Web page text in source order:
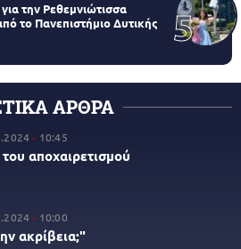
την Ρεθεμνιώτισσα
το Πανεπιστήμιο Δυτικής
ΑΡΘΡΑ
10:45
αποχαιρετισμού
10:00
ακρίβεια;"